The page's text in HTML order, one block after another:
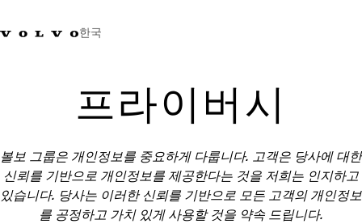
한국
제품 정보
서비스
네트워크
프라이버시
볼보 그룹은 개인정보를 중요하게 다룹니다. 고객은 당사에 대한
신뢰를 기반으로 개인정보를 제공한다는 것을 저희는 인지하고
있습니다. 당사는 이러한 신뢰를 기반으로 모든 고객의 개인정보
를 공정하고 가치 있게 사용할 것을 약속 드립니다.